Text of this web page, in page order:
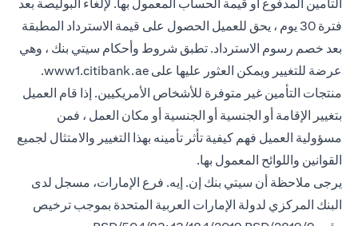
التأمين المدفوع أو قيمة الحساب المعمول بها. لإلغاء البوليصة بعد
فترة 30 يوم ، يحق للعميل الحصول على قيمة الاسترداد المطبقة
بعد خصم رسوم الاسترداد. تطبق شروط وأحكام سيتي بنك ، وهي
عرضة للتغيير ويمكن العثور عليها على www1.citibank.ae
(opens in a new tab)
.
منتجات التأمين غير متوفرة للأشخاص الأمريكيين. إذا قام العميل
بتغيير الإقامة أو الجنسية أو الجنسية أو مكان العمل ، فمن
مسؤولية العميل فهم كيفية تأثر تأمينه بهذا التغيير والامتثال لجميع
القوانين واللوائح المعمول بها.
يرجى ملاحظة أن سيتي بنك إن. إيه. فرع الإمارات، مسجل لدى
البنك المركزي لدولة الإمارات العربية المتحدة بموجب ترخيص